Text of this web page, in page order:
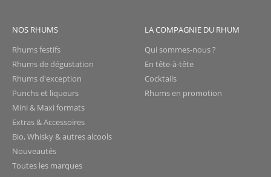
NOS RHUMS
Rhums festifs
Rhums de dégustation
Rhums d'exception
Punchs et liqueurs
Mini & Maxi formats
Extras & Accessoires
Bio, Whisky & autres alcools
Nouveautés
Toutes les marques
LA COMPAGNIE DU RHUM
Qui sommes-nous ?
En tête-à-tête
Cocktails
Rhums en promotion